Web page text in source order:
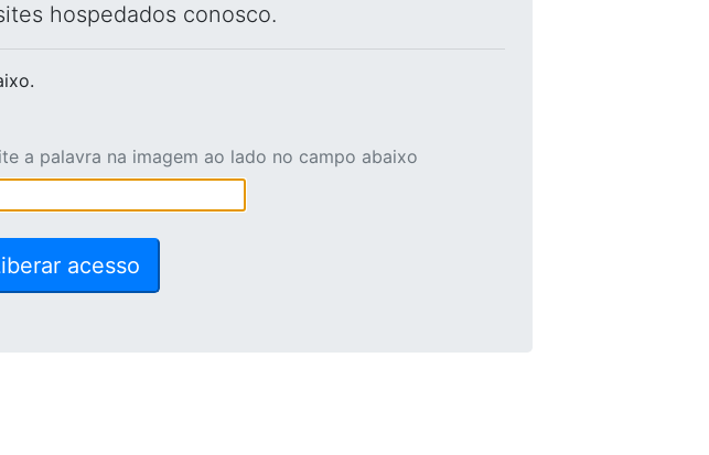
hospedados conosco.
a palavra na imagem ao lado no campo abaixo